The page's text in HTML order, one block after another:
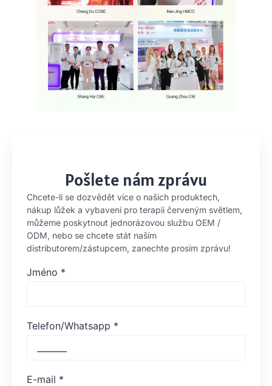
Pošlete nám zprávu
Chcete-li se dozvědět více o našich produktech,
nákup lůžek a vybavení pro terapii červeným světlem,
můžeme poskytnout jednorázovou službu OEM /
ODM, nebo se chcete stát naším
distributorem/zástupcem, zanechte prosím zprávu!
Jméno *
Telefon/Whatsapp *
E-mail *